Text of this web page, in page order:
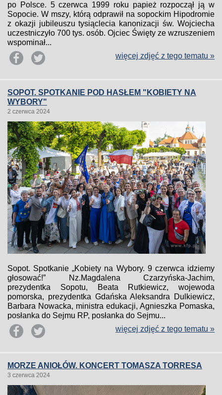
po Polsce. 5 czerwca 1999 roku papież rozpoczął ją w
Sopocie. W mszy, którą odprawił na sopockim Hipodromie
z okazji jubileuszu tysiąclecia kanonizacji św. Wojciecha
uczestniczyło 700 tys. osób. Ojciec Święty ze wzruszeniem
wspominał...
więcej zdjęć z tego tematu »
SOPOT. SPOTKANIE POD HASŁEM "KOBIETY NA
WYBORY"
2 czerwca 2024
Sopot. Spotkanie „Kobiety na Wybory. 9 czerwca idziemy
głosować!” Nz.Magdalena Czarzyńska-Jachim,
prezydentka Sopotu, Beata Rutkiewicz, wojewoda
pomorska, prezydentka Gdańska Aleksandra Dulkiewicz,
Barbara Nowacka, ministra edukacji, Agnieszka Pomaska,
posłanka do Sejmu RP, posłanka do Sejmu...
więcej zdjęć z tego tematu »
MORZE ANIOŁÓW. KONCERT TOMASZA TORRESA
3 czerwca 2024